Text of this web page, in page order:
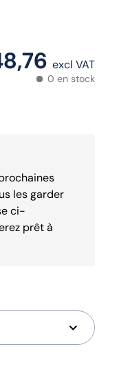
excl VAT
0 en stock
les garder
ci-
prêt à